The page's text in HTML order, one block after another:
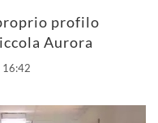
profilo
Aurora
16:42